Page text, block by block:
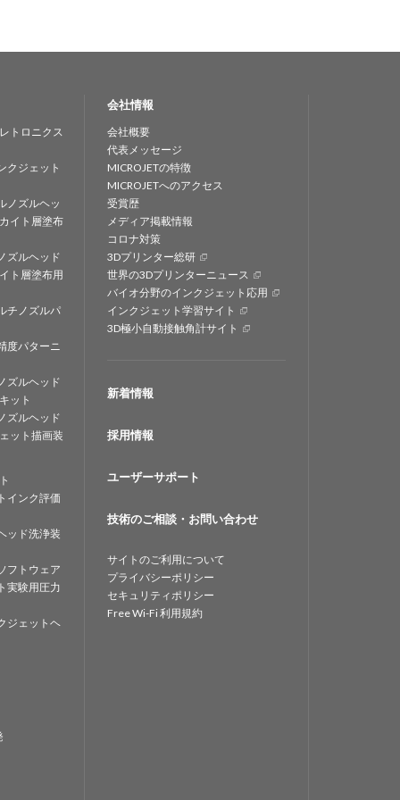
トロニクス
クジェット
ノズルヘッ
イト層塗布
ズルヘッド
ト層塗布用
チノズルパ
度パターニ
ズルヘッド
ット
ズルヘッド
ット描画装
インク評価
ッド洗浄装
フトウェア
実験用圧力
ジェットヘ
会社情報
会社概要
代表メッセージ
MICROJETの特徴
MICROJETへのアクセス
受賞歴
メディア掲載情報
コロナ対策
3Dプリンター総研
世界の3Dプリンターニュース
バイオ分野のインクジェット応用
インクジェット学習サイト
3D極小自動接触角計サイト
新着情報
採用情報
ユーザーサポート
技術のご相談・お問い合わせ
サイトのご利用について
プライバシーポリシー
セキュリティポリシー
Free Wi-Fi 利用規約